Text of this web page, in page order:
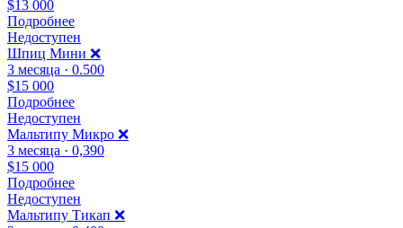
$13 000
Подробнее
Недоступен
Шпиц Мини ❌
3 месяца · 0.500
$15 000
Подробнее
Недоступен
Мальтипу Микро ❌
3 месяца · 0,390
$15 000
Подробнее
Недоступен
Мальтипу Тикап ❌